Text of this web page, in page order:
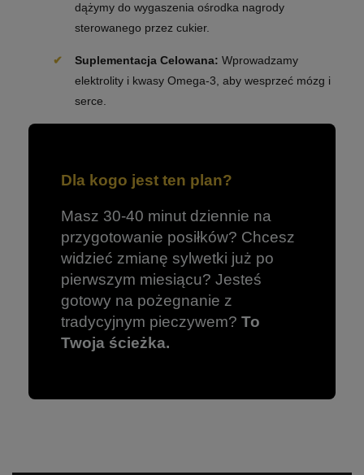
dążymy do wygaszenia ośrodka nagrody
sterowanego przez cukier.
Suplementacja Celowana: Wprowadzamy
elektrolity i kwasy Omega-3, aby wesprzeć mózg i
serce.
Dla kogo jest ten plan?
Masz 30-40 minut dziennie na
przygotowanie posiłków? Chcesz
widzieć zmianę sylwetki już po
pierwszym miesiącu? Jesteś
gotowy na pożegnanie z
tradycyjnym pieczywem? To
Twoja ścieżka.